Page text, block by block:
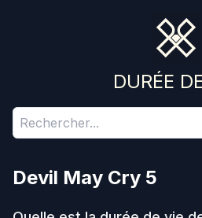
DURÉE
Devil May Cry 5